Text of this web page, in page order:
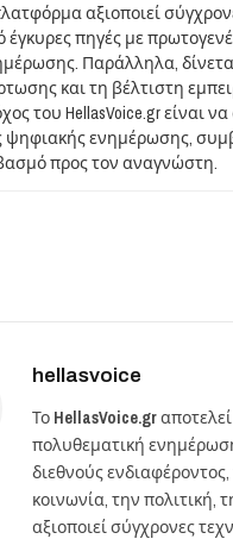
αξιοποιεί
έγκυρες πηγές με
Παράλληλα,
και τη βέλτιστη
του HellasVoice.gr είναι
ψηφιακής ενημέρωσης,
προς τον αναγνώστη.
hellasvoice
Το HellasVoice.gr
πολυθεματική
διεθνούς
κοινωνία, την πολιτική,
αξιοποιεί σύγχρονες